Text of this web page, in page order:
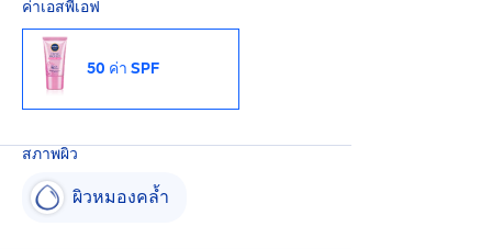
ค่าเอสพีเอฟ
50 ค่า SPF
สภาพผิว
ผิวหมองคล้ำ